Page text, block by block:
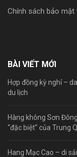
Chính sách bảo mật
BÀI VIẾT MỚI
Hợp đồng kỳ nghỉ –
du lịch
Hàng không Sơn
“đặc biệt” của Trung
Hang Mạc Cao – di